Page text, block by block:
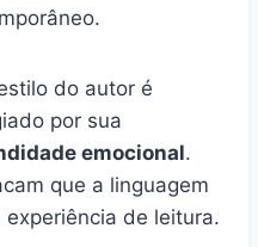
do autor é
por sua
emocional.
que a linguagem
de leitura.